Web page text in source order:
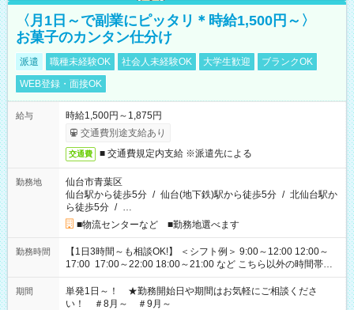
〈月1日～で副業にピッタリ＊時給1,500円～〉
お菓子のカンタン仕分け
派遣 職種未経験OK 社会人未経験OK 大学生歓迎
ブランクOK
WEB登録・面接OK
給与
時給1,500円～1,875円
交通費別途支給あり
交通費 ■ 交通費規定内支給 ※派遣先による
勤務地
仙台市青葉区
仙台駅から徒歩5分 / 仙台(地下鉄)駅から徒歩5分 / 北仙台駅か
ら徒歩5分 / …
■物流センターなど ■勤務地選べます
勤務時間
【1日3時間～も相談OK!】 ＜シフト例＞ 9:00～12:00 12:00～
17:00 17:00～22:00 18:00～21:00 など こちら以外の時間帯も
お気軽にご相談ください！
期間
単発1日～！ ★勤務開始日や期間はお気軽にご相談くださ
い！ ＃8月～ ＃9月～